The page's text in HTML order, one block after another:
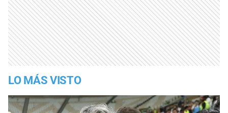
LO MÁS VISTO